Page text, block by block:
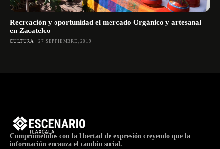
Recreación y oportunidad el mercado Orgánico y artesanal
en Zacatelco
CULTURA 27 SEPTIEMBRE, 2019
Comprometidos con la libertad de expresión creyendo que la
información encauza el cambio social.